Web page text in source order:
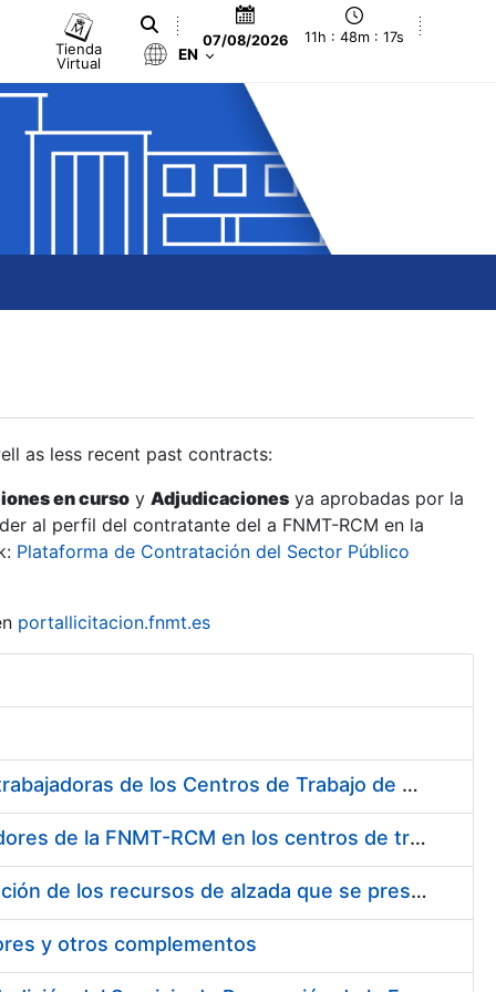
Tienda
Virtual
07/08/2026 11h : 48m : 18s
EN
as less recent past contracts:
en curso y Adjudicaciones ya aprobadas por la
al perfil del contratante del a FNMT-RCM en la
Plataforma de Contratación del Sector Público
portallicitacion.fnmt.es
Suministro de Protectores Auditivos a medida para las personas trabajadoras de los Centros de Trabajo de Madrid y Burgos
Suministro de gafas graduadas antiproyecciones para los trabajadores de la FNMT-RCM en los centros de trabajo de Madrid y Burgos
Servicios de una empresa externa para el asesoramiento y resolución de los recursos de alzada que se presentan relacionados con procesos de selección para la FNMT-RCM
y otros complementos